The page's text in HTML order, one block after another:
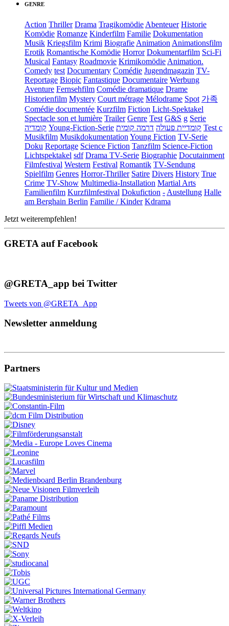
GENRE
Action Thriller Drama Tragikomödie Abenteuer Historie
Komödie Romanze Kinderfilm Familie Dokumentation
Musik Kriegsfilm Krimi Biografie Animation Animationsfilm
Erotik Romantische Komödie Horror Dokumentarfilm Sci-Fi
Musical Fantasy Roadmovie Krimikomödie Animation.
Comedy test Documentary Comédie Jugendmagazin TV-
Reportage Biopic Fantastique Documentaire Werbung
Aventure Fernsehfilm Comédie dramatique Drame
Historienfilm Mystery Court métrage Mélodrame Spot 가족
Comédie documentée Kurzfilm Fiction Licht-Spektakel
Spectacle son et lumière Trailer Genre Test G&S g Serie
קומדיה Young-Fiction-Serie קומדיית פעולה דרמה קומית
Test c
Musikfilm Musikdokumentation Young Fiction TV-Serie
Doku Reportage Science Fiction Tanzfilm Science-Fiction
Lichtspektakel sdf Drama TV-Serie Biographie Docutainment
Filmfestival Western Festival Romantik TV-Sendung
Spielfilm Genres Horror-Thriller Satire Divers History True
Crime TV-Show Multimedia-Installation Martial Arts
Familienfilm Kurzfilmfestival Dokufiction - Austellung Halle
am Berghain Berlin Familie / Kinder Kdrama
Jetzt weiterempfehlen!
GRETA auf Facebook
@GRETA_app bei Twitter
Tweets von @GRETA_App
Newsletter anmeldung
Partners